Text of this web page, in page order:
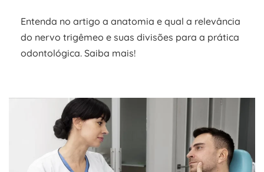
Entenda no artigo a anatomia e qual a relevância
do nervo trigêmeo e suas divisões para a prática
odontológica. Saiba mais!